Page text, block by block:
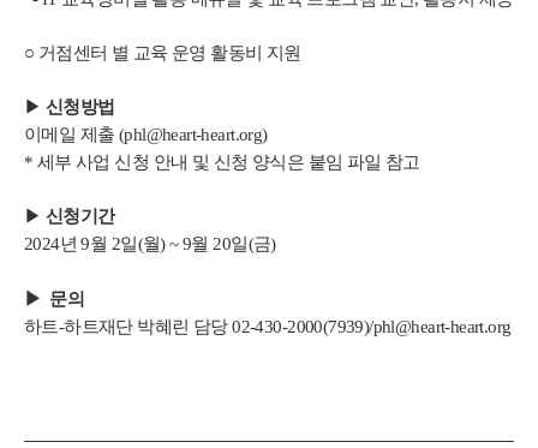
○ 거점센터 별 교육 운영 활동비 지원
▶ 신청방법
이메일 제출 (phl@heart-heart.org)
* 세부 사업 신청 안내 및 신청 양식은 붙임 파일 참고
▶ 신청기간
2024년 9월 2일(월) ~ 9월 20일(금)
▶ 문의
하트-하트재단 박혜린 담당 02-430-2000(7939)/phl@heart-heart.org